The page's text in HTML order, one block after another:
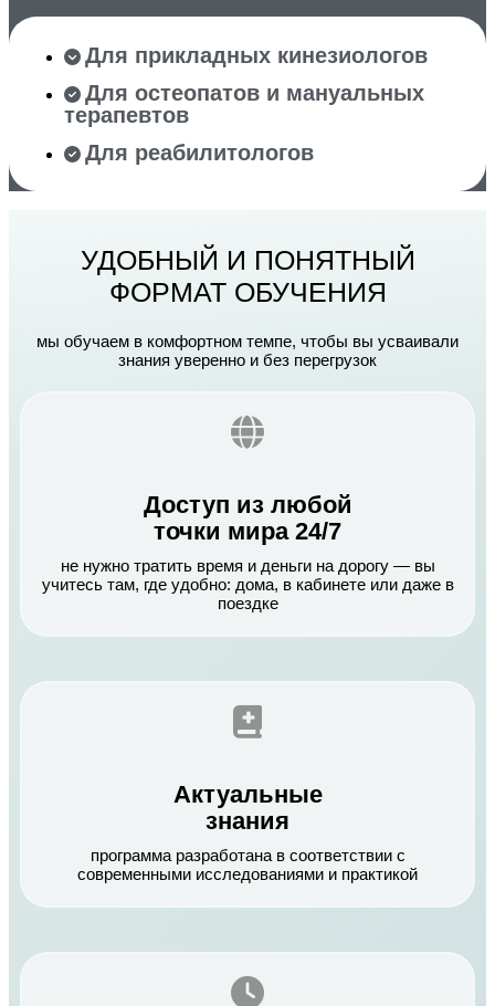
Для прикладных кинезиологов
Для остеопатов и мануальных
терапевтов
Для реабилитологов
УДОБНЫЙ И ПОНЯТНЫЙ
ФОРМАТ ОБУЧЕНИЯ
мы обучаем в комфортном темпе, чтобы вы усваивали
знания уверенно и без перегрузок
Доступ из любой
точки мира 24/7
не нужно тратить время и деньги на дорогу — вы
учитесь там, где удобно: дома, в кабинете или даже в
поездке
Актуальные
знания
программа разработана в соответствии с
современными исследованиями и практикой